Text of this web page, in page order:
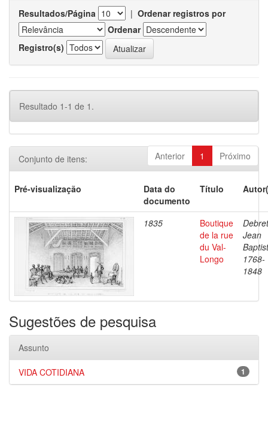
Resultados/Página | Ordenar registros por
Ordenar
Registro(s)
Resultado 1-1 de 1.
Anterior 1 Próximo
Conjunto de itens:
Pré-visualização
Data do
documento
Título
1835
Boutique
de la rue
du Val-
Longo
Jean
1768-
1848
Sugestões de pesquisa
Assunto
1
VIDA COTIDIANA